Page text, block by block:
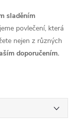
sladěním
povlečení, která
nejen z různých
doporučením.